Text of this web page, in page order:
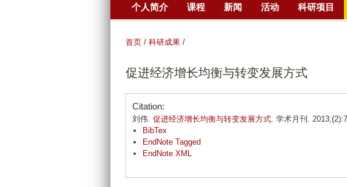
个人简介 课程 新闻 活动 科研项目
首页 / 科研成果 /
促进经济增长均衡与转变发展方式
Citation:
刘伟. 促进经济增长均衡与转变发展方式. 学术月刊.
BibTex
EndNote Tagged
EndNote XML